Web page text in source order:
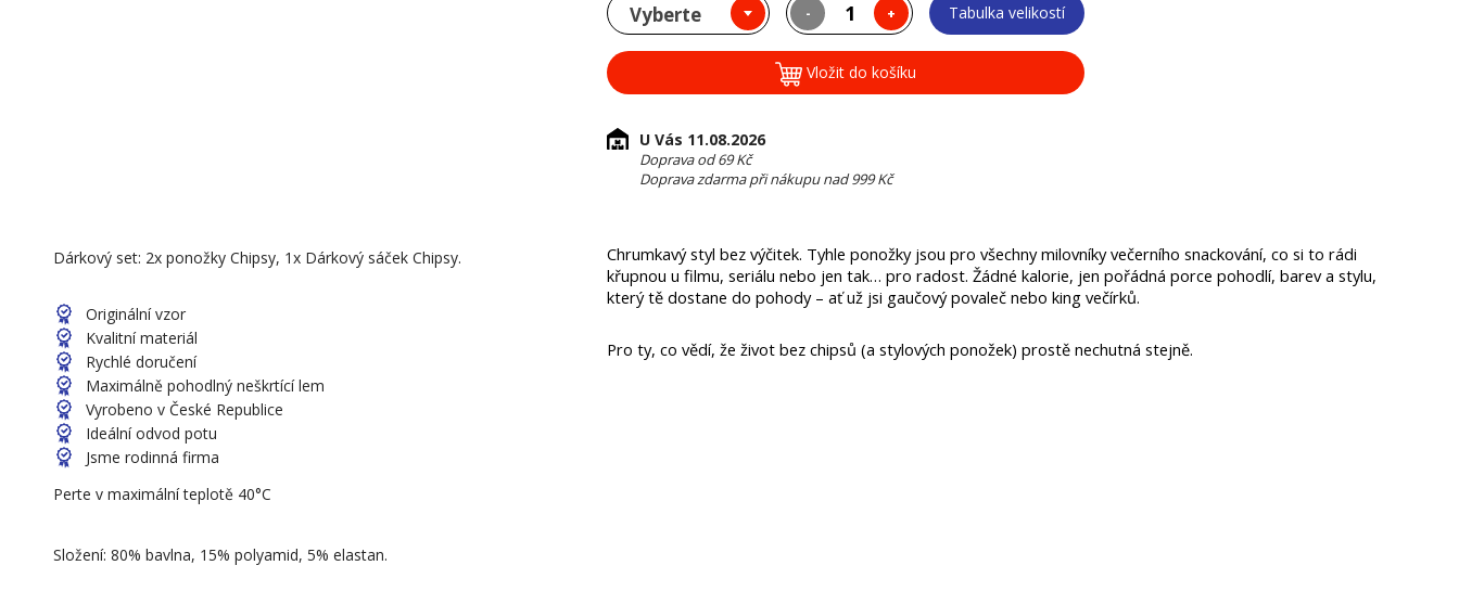
Vyberte - + Tabulka velikostí
Vložit do košíku
U Vás 11.08.2026
Doprava od 69 Kč
Doprava zdarma při nákupu nad 999 Kč
Dárkový set: 2x ponožky Chipsy, 1x Dárkový sáček Chipsy.
Originální vzor
Kvalitní materiál
Rychlé doručení
Maximálně pohodlný neškrtící lem
Vyrobeno v České Republice
Ideální odvod potu
Jsme rodinná firma
Perte v maximální teplotě 40°C
Složení: 80% bavlna, 15% polyamid, 5% elastan.
Chrumkavý styl bez výčitek. Tyhle ponožky jsou pro všechny milovníky večerního snackování, co si to rádi
křupnou u filmu, seriálu nebo jen tak… pro radost. Žádné kalorie, jen pořádná porce pohodlí, barev a stylu,
který tě dostane do pohody – ať už jsi gaučový povaleč nebo king večírků.
Pro ty, co vědí, že život bez chipsů (a stylových ponožek) prostě nechutná stejně.